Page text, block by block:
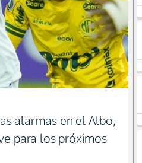
alarmas en el Albo,
para los próximos